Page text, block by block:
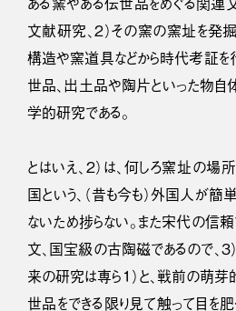
ある窯やある伝世品をめぐる関
文献研究、２）その窯の窯址を発
構造や窯道具などから時代考証を
世品、出土品や陶片といった物
学的研究である。
とはいえ、２）は、何しろ窯址の
国という、（昔も今も）外国人が簡
ないため捗らない。また宋代の信
文、国宝級の古陶磁であるので、３
来の研究は専ら１）と、戦前の萌芽
世品をできる限り見て触って目を肥